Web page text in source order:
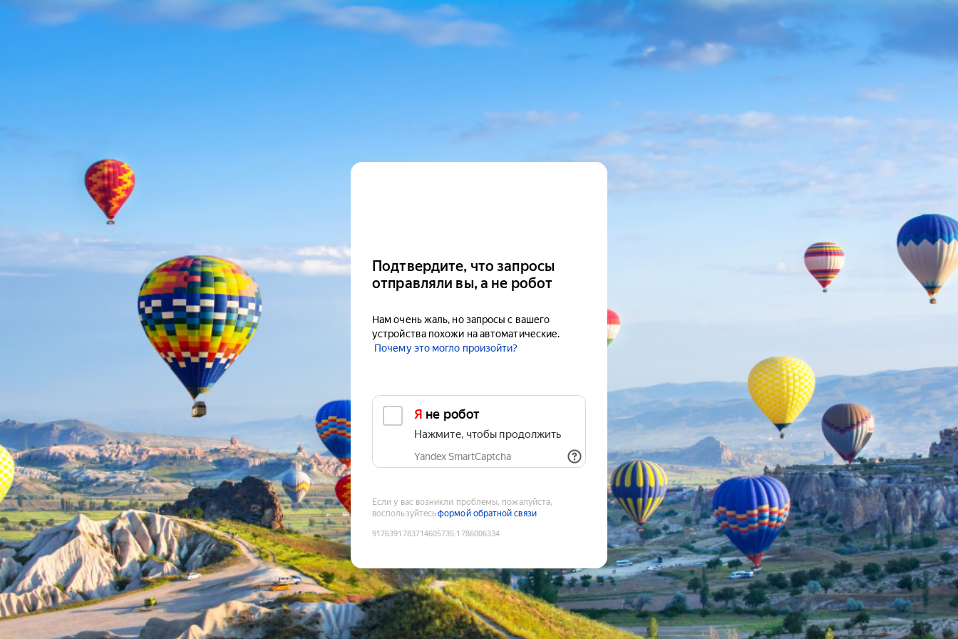
Подтвердите, что запросы
отправляли вы, а не робот
Нам очень жаль, но запросы с вашего
устройства похожи на автоматические.
Почему это могло произойти?
Я не робот
Нажмите, чтобы продолжить
Yandex SmartCaptcha
Если у вас возникли проблемы, пожалуйста,
воспользуйтесьформой обратной связи
9176391783714605735:1786006334